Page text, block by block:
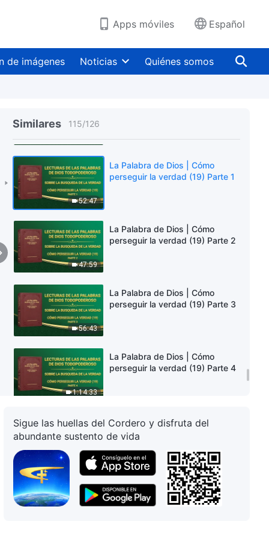
Apps móviles Español
de imágenes Noticias Quiénes somos
Similares 115/126
1:04:23
perseguir la verdad (18) Parte 3
52:47
La Palabra de Dios | Cómo
perseguir la verdad (19) Parte 1
47:59
La Palabra de Dios | Cómo
perseguir la verdad (19) Parte 2
56:43
La Palabra de Dios | Cómo
perseguir la verdad (19) Parte 3
1:14:33
La Palabra de Dios | Cómo
perseguir la verdad (19) Parte 4
41:13
La Palabra de Dios | Cómo
perseguir la verdad (20) Parte 1
La Palabra de Dios | Cómo
perseguir la verdad (20) Parte 2
Sigue las huellas del Cordero y disfruta del
abundante sustento de vida